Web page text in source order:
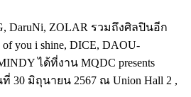
DaruNi, ZOLAR รวมถึงศิลปินอีก
you i shine, DICE, DAOU-
ได้ที่งาน MQDC presents
ที่ 30 มิถุนายน 2567 ณ Union Hall 2 ,